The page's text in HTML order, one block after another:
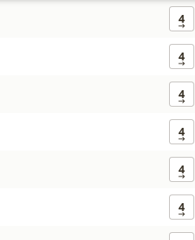
4
4
4
4
4
4